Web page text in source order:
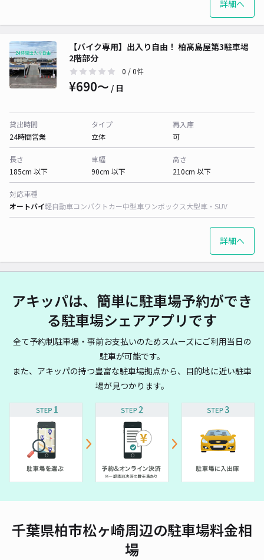
詳細へ
【バイク専用】出入り自由！ 柏髙島屋第3駐車場
2階部分
0 / 0件
¥690〜 / 日
貸出時間
24時間営業
タイプ
立体
再入庫
可
長さ
185cm 以下
車幅
90cm 以下
高さ
210cm 以下
対応車種
オートバイ軽自動車コンパクトカー中型車ワンボックス大型車・SUV
詳細へ
アキッパは、簡単に駐車場予約ができ
る駐車場シェアアプリです
全て予約制駐車場・事前お支払いのためスムーズにご利用当日の
駐車が可能です。
また、アキッパの持つ豊富な駐車場拠点から、目的地に近い駐車
場が見つかります。
千葉県柏市松ヶ崎周辺の駐車場料金相
場